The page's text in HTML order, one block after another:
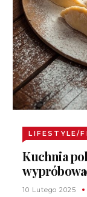
LIFESTYLE/
Kuchnia
10 Lutego 2025